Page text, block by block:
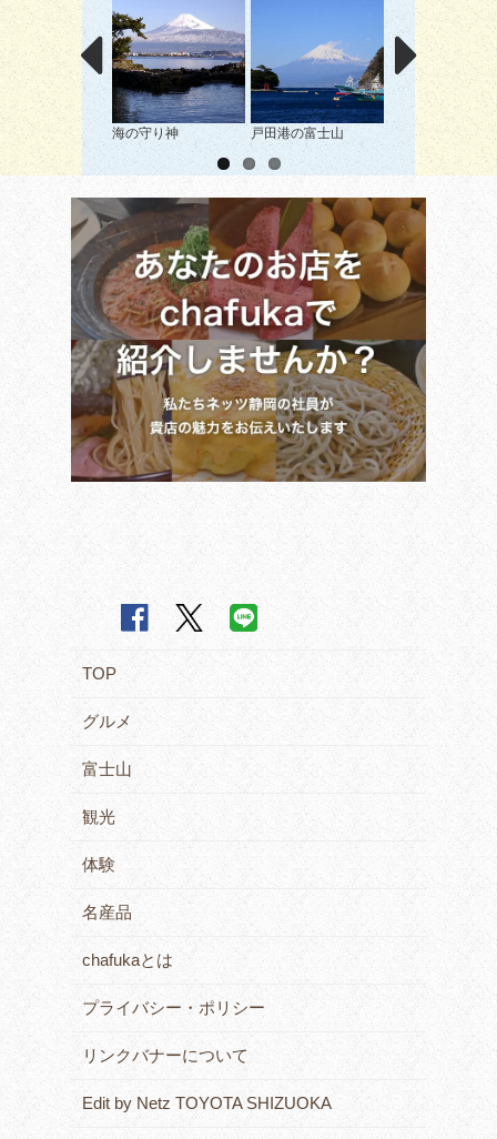
海の守り神 戸田港の富士山
町の明かりに照
て
TOP
グルメ
富士山
観光
体験
名産品
chafukaとは
プライバシー・ポリシー
リンクバナーについて
Edit by Netz TOYOTA SHIZUOKA